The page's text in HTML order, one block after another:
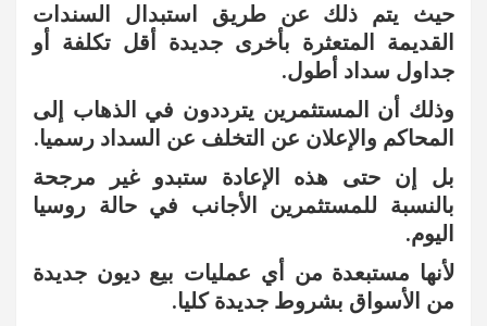
حيث يتم ذلك عن طريق استبدال السندات
القديمة المتعثرة بأخرى جديدة أقل تكلفة أو
جداول سداد أطول.
وذلك أن المستثمرين يترددون في الذهاب إلى
المحاكم والإعلان عن التخلف عن السداد رسميا.
بل إن حتى هذه الإعادة ستبدو غير مرجحة
بالنسبة للمستثمرين الأجانب في حالة روسيا
اليوم.
لأنها مستبعدة من أي عمليات بيع ديون جديدة
من الأسواق بشروط جديدة كليا.